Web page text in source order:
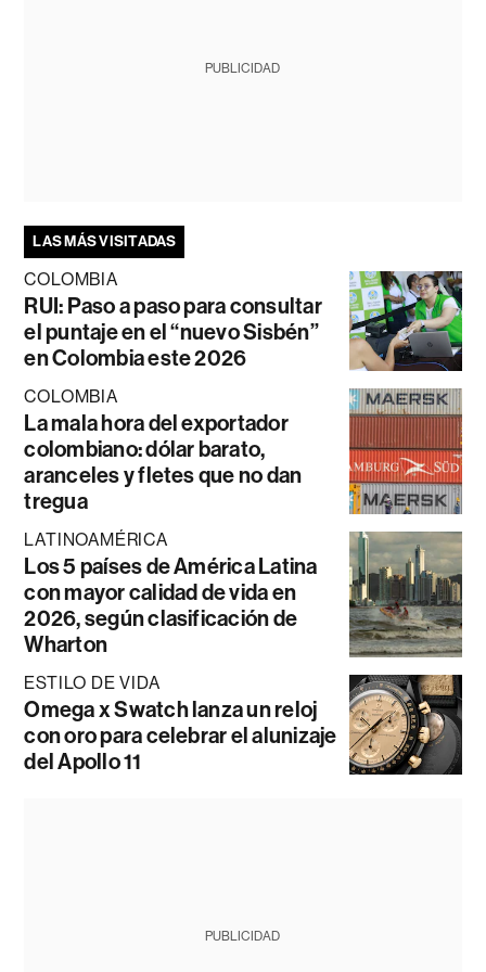
PUBLICIDAD
LAS MÁS VISITADAS
COLOMBIA
RUI: Paso a paso para consultar
el puntaje en el “nuevo Sisbén”
en Colombia este 2026
COLOMBIA
La mala hora del exportador
colombiano: dólar barato,
aranceles y fletes que no dan
tregua
LATINOAMÉRICA
Los 5 países de América Latina
con mayor calidad de vida en
2026, según clasificación de
Wharton
ESTILO DE VIDA
Omega x Swatch lanza un reloj
con oro para celebrar el alunizaje
del Apollo 11
PUBLICIDAD